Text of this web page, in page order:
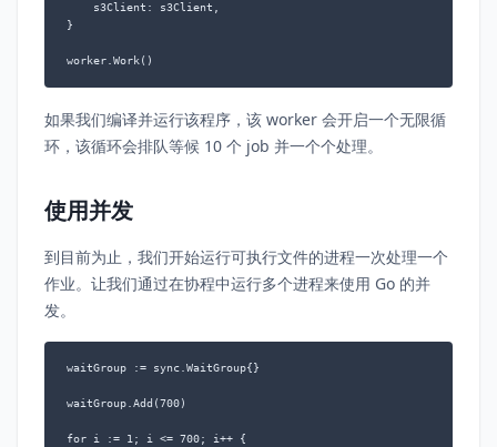
    s3Client: s3Client,
}
如果我们编译并运行该程序，该 worker 会开启一个无限循
环，该循环会排队等候 10 个 job 并一个个处理。
使用并发
到目前为止，我们开始运行可执行文件的进程一次处理一个
作业。让我们通过在协程中运行多个进程来使用 Go 的并
发。
waitGroup := sync.WaitGroup{}
waitGroup.Add(700)
for i := 1; i <= 700; i++ {